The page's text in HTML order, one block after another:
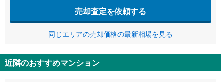
売却査定を依頼する
同じエリアの売却価格の最新相場を見る
近隣のおすすめマンション